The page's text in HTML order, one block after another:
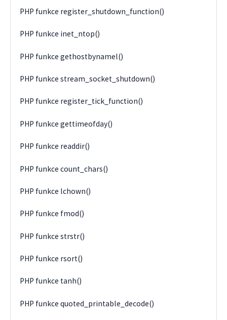
PHP funkce register_shutdown_function()
PHP funkce inet_ntop()
PHP funkce gethostbynamel()
PHP funkce stream_socket_shutdown()
PHP funkce register_tick_function()
PHP funkce gettimeofday()
PHP funkce readdir()
PHP funkce count_chars()
PHP funkce lchown()
PHP funkce fmod()
PHP funkce strstr()
PHP funkce rsort()
PHP funkce tanh()
PHP funkce quoted_printable_decode()